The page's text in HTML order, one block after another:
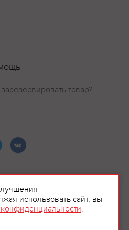
товар?
использовать сайт, вы
.